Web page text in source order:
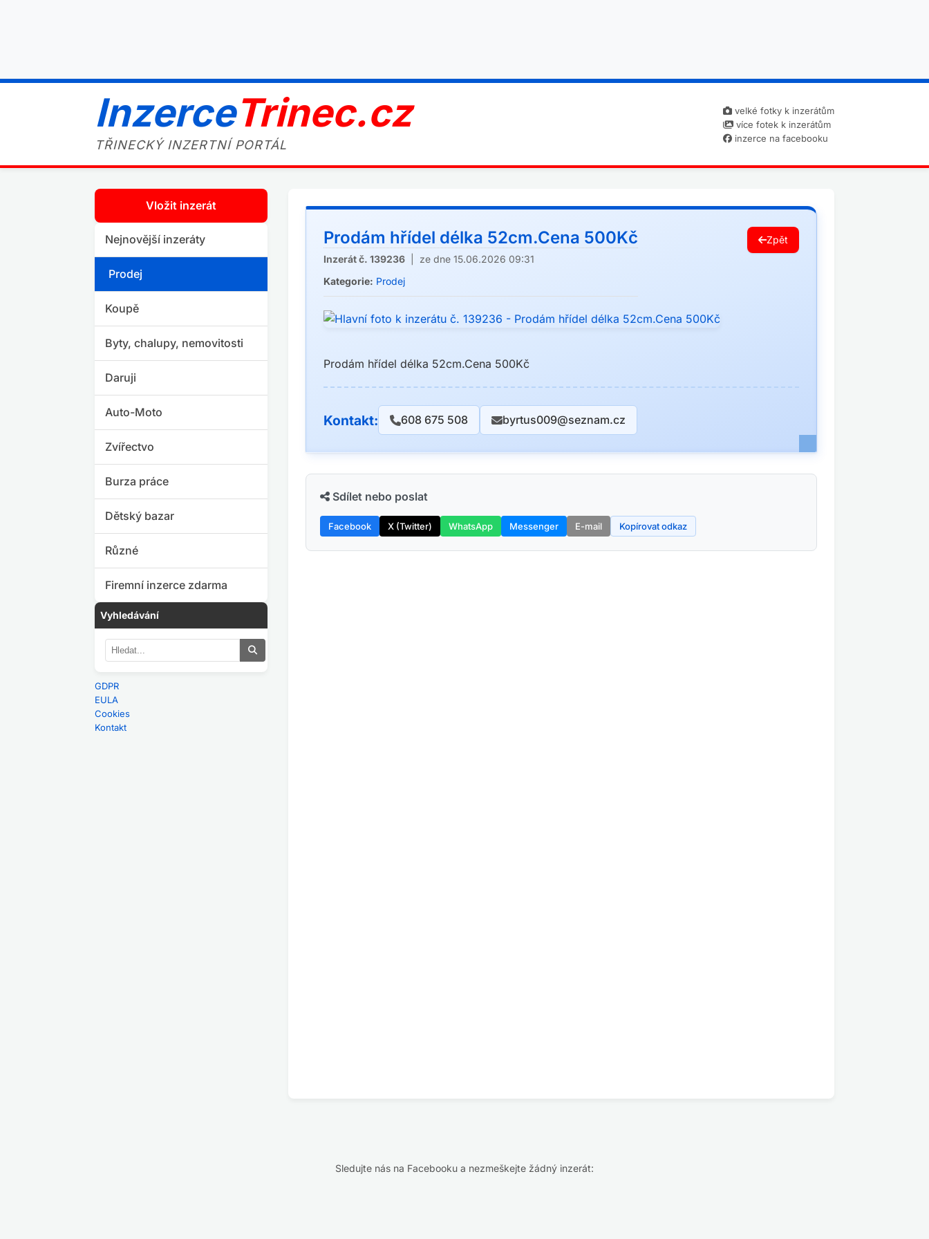
InzerceTrinec.cz
TŘINECKÝ INZERTNÍ PORTÁL
velké fotky k inzerátům
více fotek k inzerátům
inzerce na facebooku
Vložit inzerát
Nejnovější inzeráty
Prodej
Koupě
Byty, chalupy, nemovitosti
Daruji
Auto-Moto
Zvířectvo
Burza práce
Dětský bazar
Různé
Firemní inzerce zdarma
Vyhledávání
GDPR
EULA
Cookies
Kontakt
Prodám hřídel délka 52cm.Cena 500Kč
Inzerát č. 139236 | ze dne 15.06.2026 09:31
Kategorie: Prodej
Zpět
Prodám hřídel délka 52cm.Cena 500Kč
Kontakt: 608 675 508 byrtus009@seznam.cz
Sdílet nebo poslat
Facebook X (Twitter) WhatsApp Messenger E-mail Kopírovat odkaz
Sledujte nás na Facebooku a nezmeškejte žádný inzerát: